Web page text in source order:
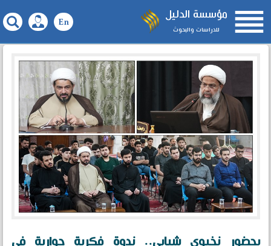
مؤسسة الدليل
للدراسات والبحوث 
بحضور نخبوي شبابي.. ندوة فكرية حوارية في